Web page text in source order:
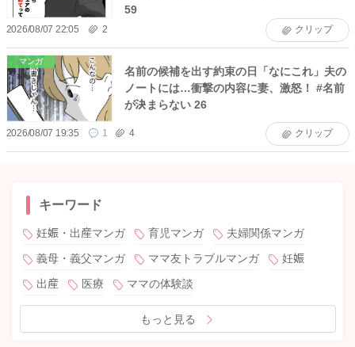
59
2026/08/07 22:05 2 クリップ
マンガ
名前の候補を出す約束の日「なにこれ」夫の
ノートには…衝撃の内容に妻、激怒！ #名前
が決まらない 26
2026/08/07 19:35 1 4 クリップ
キーワード
妊娠・出産マンガ 育児マンガ
夫婦関係マンガ
義母・義父マンガ
ママ友トラブルマンガ
妊娠
出産
医療 ママの体験談
もっと見る